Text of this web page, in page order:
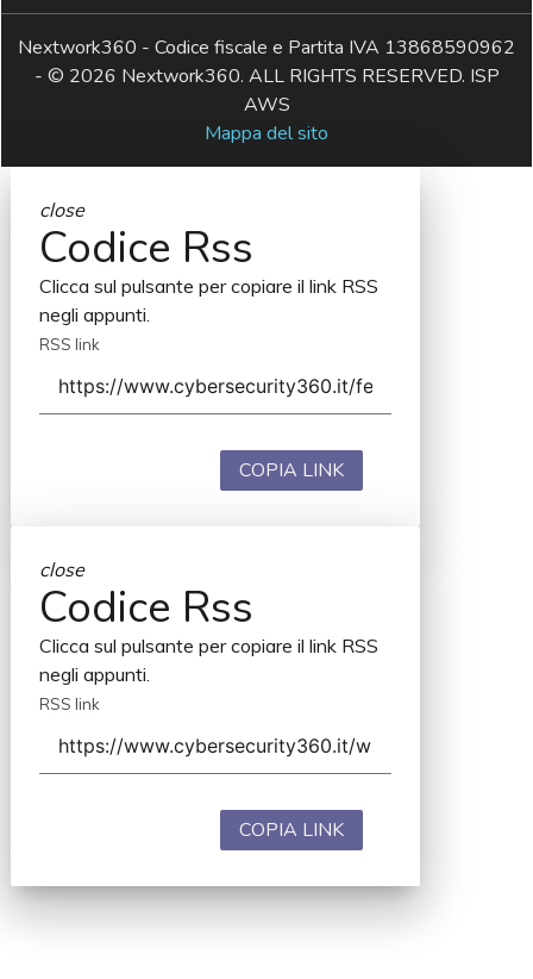
Nextwork360 - Codice fiscale e Partita IVA 13868590962
- © 2026 Nextwork360. ALL RIGHTS RESERVED. ISP
AWS
Mappa del sito
close
Codice Rss
Clicca sul pulsante per copiare il link RSS
negli appunti.
RSS link
COPIA LINK
close
Codice Rss
Clicca sul pulsante per copiare il link RSS
negli appunti.
RSS link
COPIA LINK